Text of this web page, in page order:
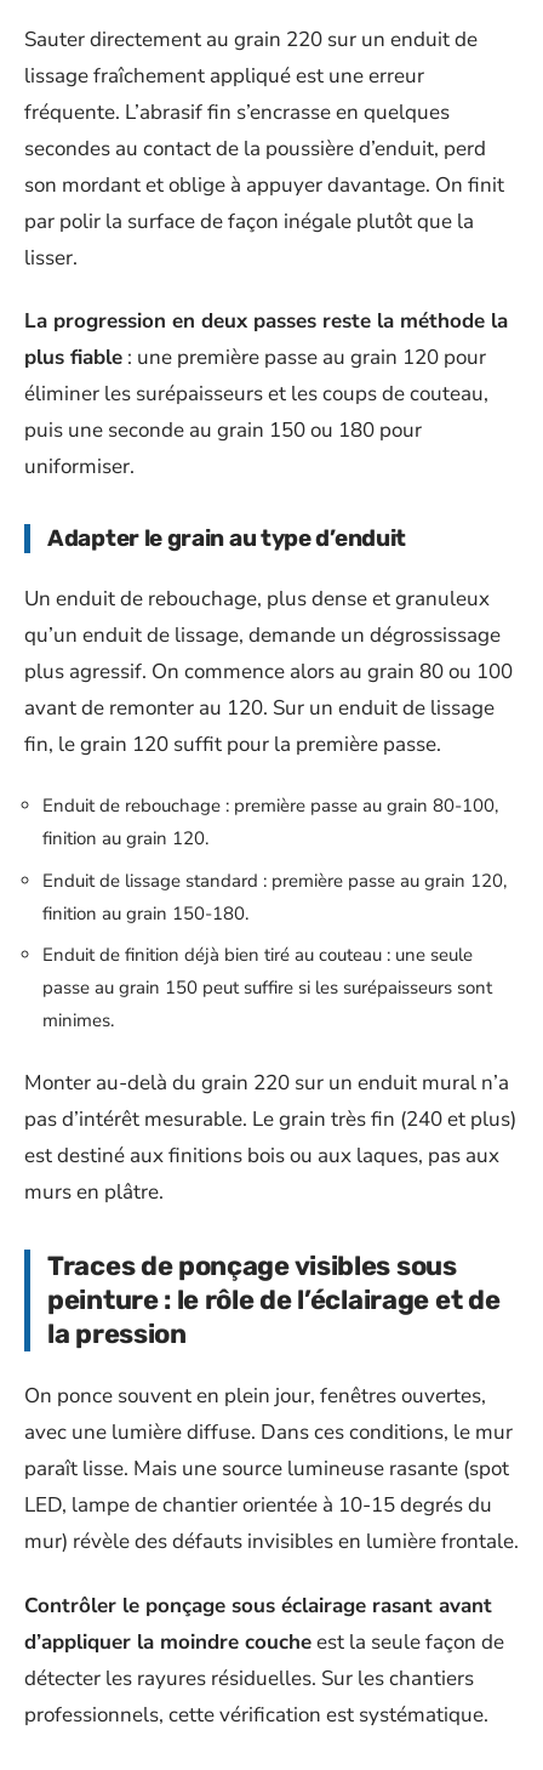
Sauter directement au grain 220 sur un enduit de
lissage fraîchement appliqué est une erreur
fréquente. L’abrasif fin s’encrasse en quelques
secondes au contact de la poussière d’enduit, perd
son mordant et oblige à appuyer davantage. On finit
par polir la surface de façon inégale plutôt que la
lisser.
La progression en deux passes reste la méthode la
plus fiable : une première passe au grain 120 pour
éliminer les surépaisseurs et les coups de couteau,
puis une seconde au grain 150 ou 180 pour
uniformiser.
Adapter le grain au type d’enduit
Un enduit de rebouchage, plus dense et granuleux
qu’un enduit de lissage, demande un dégrossissage
plus agressif. On commence alors au grain 80 ou 100
avant de remonter au 120. Sur un enduit de lissage
fin, le grain 120 suffit pour la première passe.
Enduit de rebouchage : première passe au grain 80-100,
finition au grain 120.
Enduit de lissage standard : première passe au grain 120,
finition au grain 150-180.
Enduit de finition déjà bien tiré au couteau : une seule
passe au grain 150 peut suffire si les surépaisseurs sont
minimes.
Monter au-delà du grain 220 sur un enduit mural n’a
pas d’intérêt mesurable. Le grain très fin (240 et plus)
est destiné aux finitions bois ou aux laques, pas aux
murs en plâtre.
Traces de ponçage visibles sous
peinture : le rôle de l’éclairage et de
la pression
On ponce souvent en plein jour, fenêtres ouvertes,
avec une lumière diffuse. Dans ces conditions, le mur
paraît lisse. Mais une source lumineuse rasante (spot
LED, lampe de chantier orientée à 10-15 degrés du
mur) révèle des défauts invisibles en lumière frontale.
Contrôler le ponçage sous éclairage rasant avant
d’appliquer la moindre coucheest la seule façon de
détecter les rayures résiduelles. Sur les chantiers
professionnels, cette vérification est systématique.